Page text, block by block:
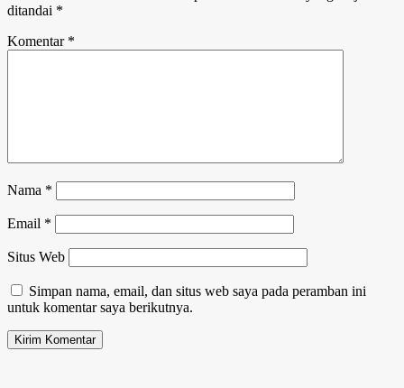
ditandai *
Komentar *
Nama *
Email *
Situs Web
Simpan nama, email, dan situs web saya pada peramban ini
untuk komentar saya berikutnya.